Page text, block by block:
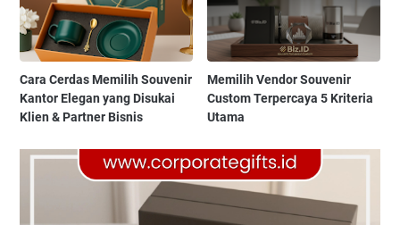
Cara Cerdas Memilih Souvenir
Kantor Elegan yang Disukai
Klien & Partner Bisnis
Memilih Vendor Souvenir
Custom Terpercaya 5 Kriteria
Utama